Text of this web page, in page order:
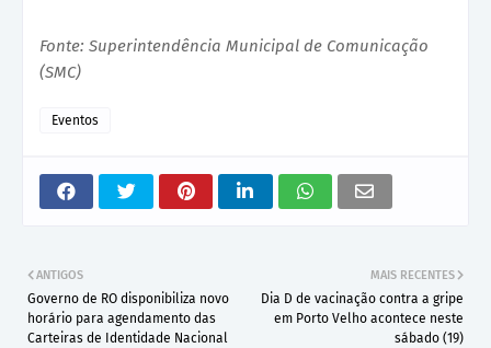
Fonte: Superintendência Municipal de Comunicação
(SMC)
Eventos
MAIS RECENTES
Dia D de vacinação contra a gripe
em Porto Velho acontece neste
sábado (19)
ANTIGOS
Governo de RO disponibiliza novo
horário para agendamento das
Carteiras de Identidade Nacional